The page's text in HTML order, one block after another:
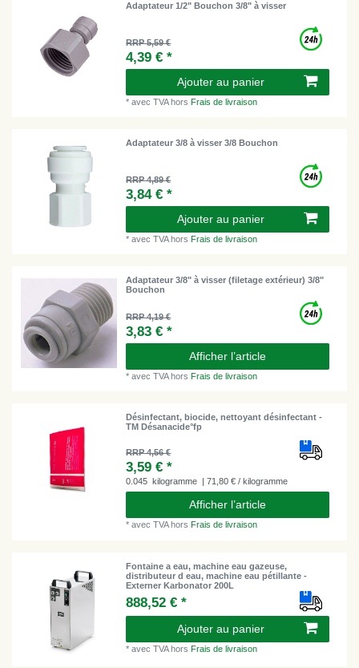
Adaptateur 1/2" Bouchon 3/8" à visser
RRP 5,59 €
4,39 € *
Ajouter au panier
*avec TVAhorsFrais de livraison
Adaptateur 3/8 à visser 3/8 Bouchon
RRP 4,89 €
3,84 € *
Ajouter au panier
*avec TVAhorsFrais de livraison
Adaptateur 3/8" à visser (filetage extérieur) 3/8"
Bouchon
RRP 4,19 €
3,83 € *
Afficher l’article
*avec TVAhorsFrais de livraison
Désinfectant, biocide, nettoyant désinfectant -
TM Désanacide°fp
RRP 4,56 €
3,59 € *
0.045 kilogramme | 71,80 € / kilogramme
Afficher l’article
*avec TVAhors Frais de livraison
Fontaine a eau, machine eau gazeuse,
distributeur d eau, machine eau pétillante -
Externer Karbonator 200L
888,52 € *
Ajouter au panier
*avec TVAhorsFrais de livraison